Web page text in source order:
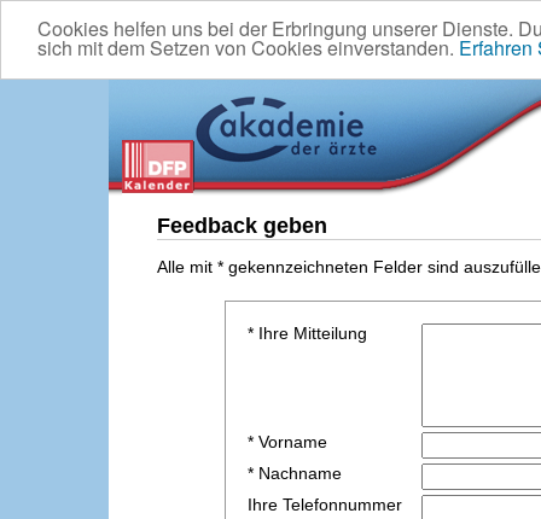
Cookies helfen uns bei der Erbringung unserer Dienste.
sich mit dem Setzen von Cookies einverstanden. Erfahren
Feedback geben
Alle mit * gekennzeichneten Felder sind
* Ihre Mitteilung
* Vorname
* Nachname
Ihre Telefonnummer